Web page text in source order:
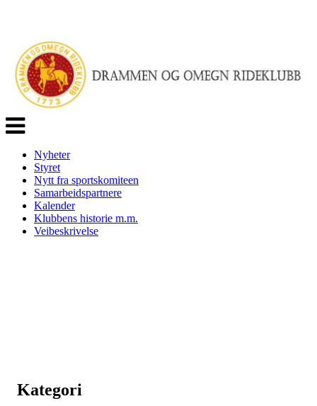
Veksle
navigasjon
Nyheter
Styret
Nytt fra sportskomiteen
Samarbeidspartnere
Kalender
Klubbens historie m.m.
Veibeskrivelse
Kategori